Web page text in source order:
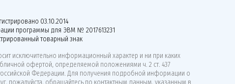
03.10.2014
программы для ЭВМ № 2017613231
товарный знак
исключительно информационный характер и ни при каких
офертой, определяемой положениями ч. 2 ст. 437
Федерации. Для получения подробной информации о
пожалуйста, обращайтесь по контактным данным, указанным в